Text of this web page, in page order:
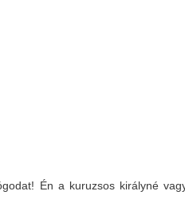
Én a kuruzsos királyné